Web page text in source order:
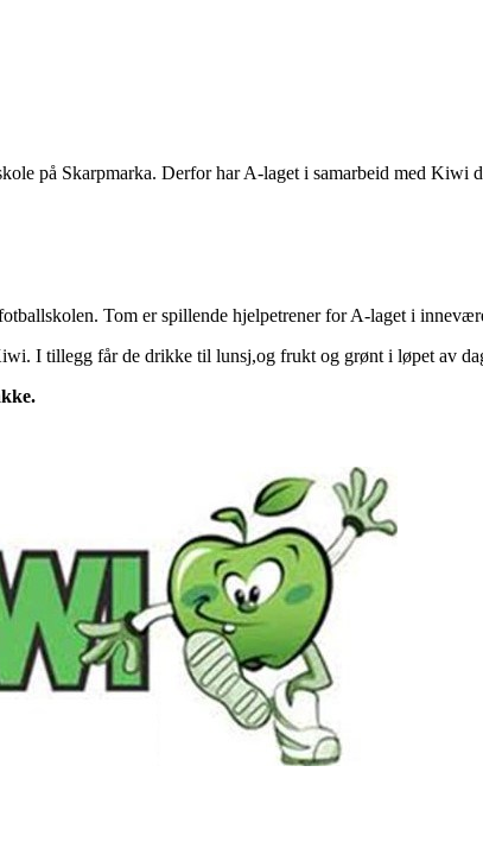
på Skarpmarka. Derfor har A-laget i samarbeid med Kiwi
Tom er spillende hjelpetrener for A-laget i
I tillegg får de drikke til lunsj,og frukt og grønt i løpet av